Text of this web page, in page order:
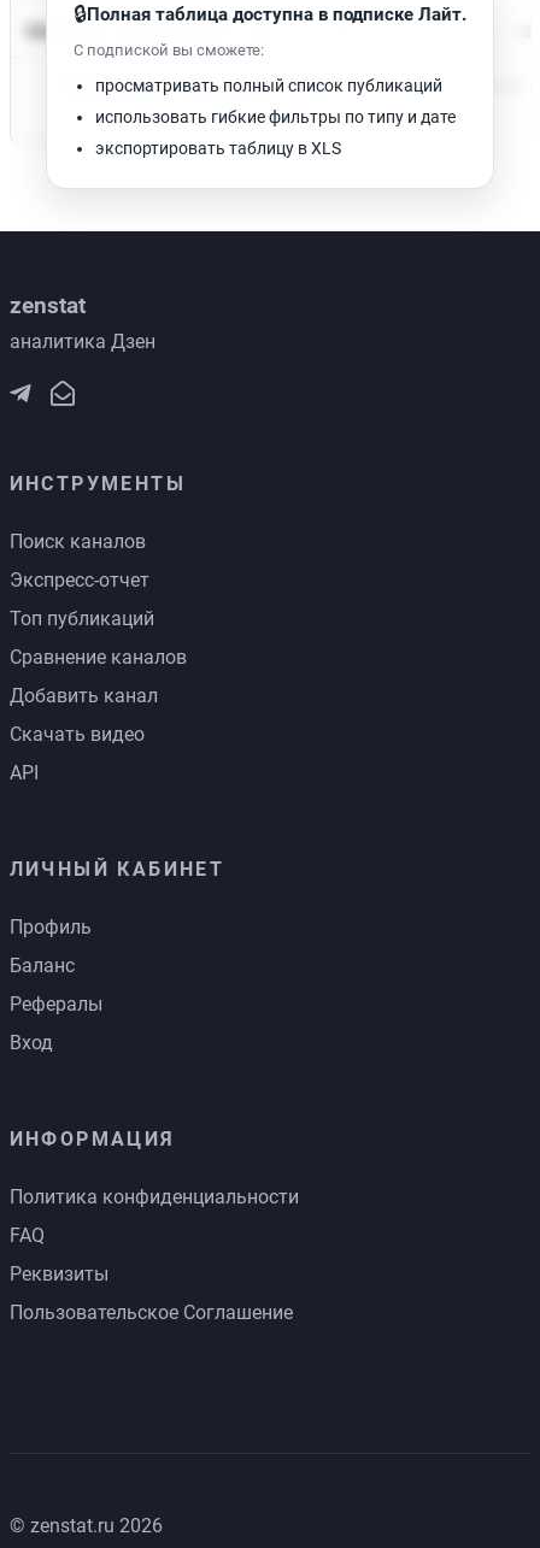
Время чтения
Нет доступных публикаций. Попробуйте изменить фильтр.
🔒Полная таблица доступна в подписке Лайт.
С подпиской вы сможете:
просматривать полный список публикаций
использовать гибкие фильтры по типу и дате
экспортировать таблицу в XLS
zenstat
аналитика Дзен
ИНСТРУМЕНТЫ
Поиск каналов
Экспресс-отчет
Топ публикаций
Сравнение каналов
Добавить канал
Скачать видео
API
ЛИЧНЫЙ КАБИНЕТ
Профиль
Баланс
Рефералы
Вход
ИНФОРМАЦИЯ
Политика конфиденциальности
FAQ
Реквизиты
Пользовательское Соглашение
© zenstat.ru 2026